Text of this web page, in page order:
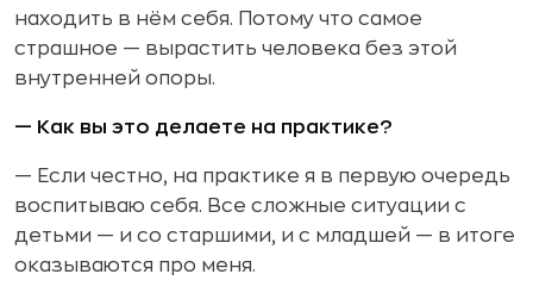
находить в нём себя. Потому что самое
страшное — вырастить человека без этой
внутренней опоры.
— Как вы это делаете на практике?
— Если честно, на практике я в первую очередь
воспитываю себя. Все сложные ситуации с
детьми — и со старшими, и с младшей — в итоге
оказываются про меня.